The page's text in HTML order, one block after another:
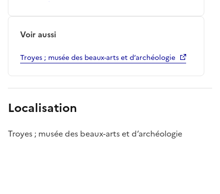
Voir aussi
Troyes ; musée des beaux-arts et d’archéologie
Localisation
Troyes ; musée des beaux-arts et d’archéologie